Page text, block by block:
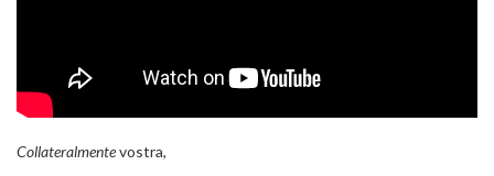
Collateralmentevostra,